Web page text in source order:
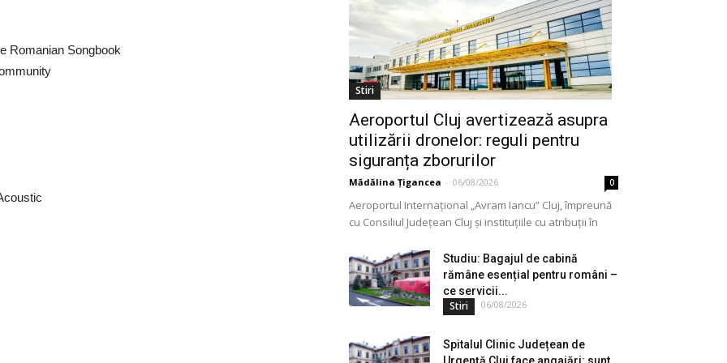
Romanian Songbook
Stiri
Aeroportul Cluj avertizează asupra
utilizării dronelor: reguli pentru
siguranța zborurilor
Mădălina Țigancea - 06/08/2026 0
Aeroportul Internațional „Avram Iancu” Cluj, împreună
cu Consiliul Județean Cluj și instituțiile cu atribuții în
utilizarea...
Studiu: Bagajul de cabină
rămâne esențial pentru români –
ce servicii...
Stiri 06/08/2026
Spitalul Clinic Județean de